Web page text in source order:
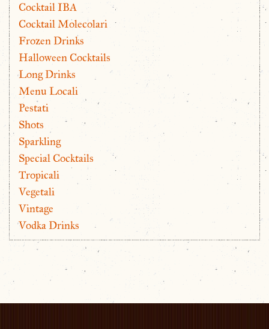
Cocktail IBA
Cocktail Molecolari
Frozen Drinks
Halloween Cocktails
Long Drinks
Menu Locali
Pestati
Shots
Sparkling
Special Cocktails
Tropicali
Vegetali
Vintage
Vodka Drinks